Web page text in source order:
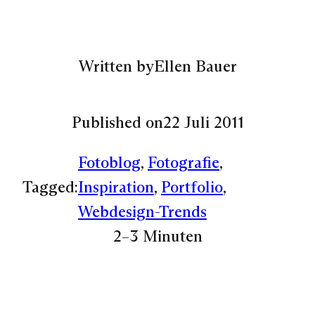
Written byEllen Bauer
Published on22 Juli 2011
Tagged:
Fotoblog, Fotografie
Inspiration, Portfolio
Webdesign-Trends
2–3 Minuten